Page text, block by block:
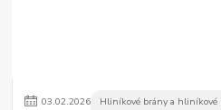
03.02.2026 Hliníkové brány a hliníkové